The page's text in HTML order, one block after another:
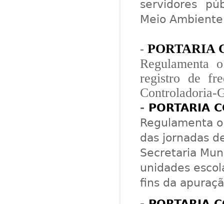
servidores
Meio
-PORTARIA
Regulamenta
registro de
Controladoria-
- PORTARIA
Regulamenta
das jornadas
Secretaria
unidades
fins da